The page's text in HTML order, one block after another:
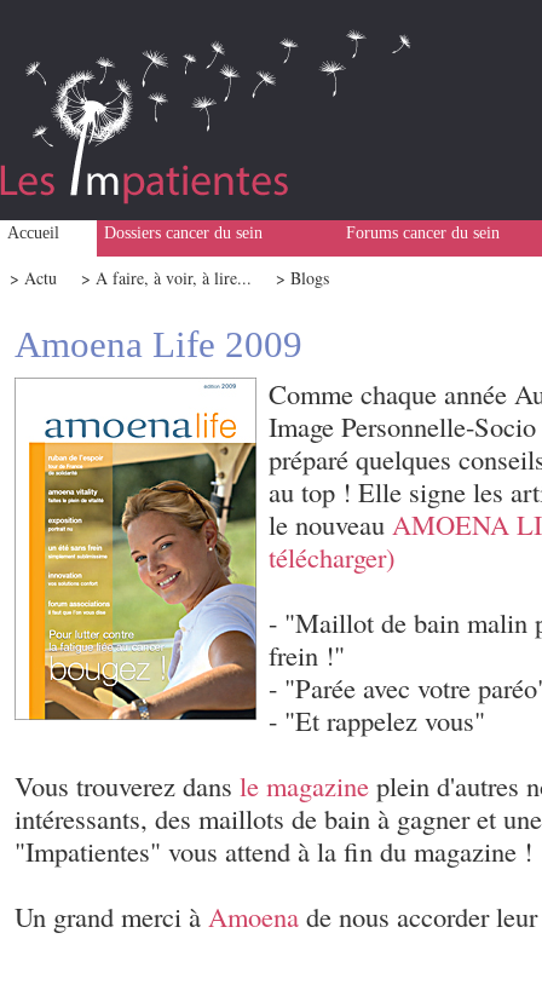
Accueil Dossiers cancer du sein Forums cancer du sein
> Actu > A faire, à voir, à lire... > Blogs
Amoena Life 2009
Comme chaque année
Image Personnelle-
préparé quelques
au top ! Elle signe les
le nouveau AMOENA
télécharger)
- "Maillot de bain malin
frein !"
- "Parée avec votre
- "Et rappelez vous"
Vous trouverez dans le magazine plein d'autres
intéressants, des maillots de bain à gagner et
"Impatientes" vous attend à la fin du magazine !
Un grand merci à Amoena de nous accorder